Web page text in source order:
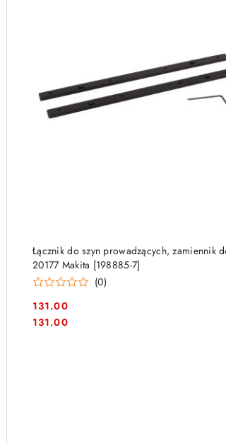
Łącznik do szyn prowadzących, zamiennik
20177 Makita [198885-7]
(0)
Cena:
131.00
Cena:
131.00
DO KOSZYKA